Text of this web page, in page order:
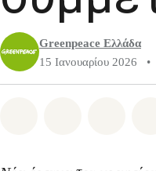
Greenpeace Ελλάδα
15 Ιανουαρίου 2026
•